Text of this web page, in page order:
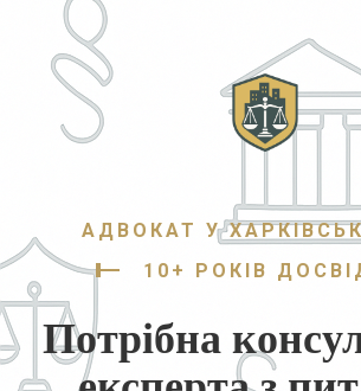
АДВОКАТ У
10+ РОКІВ
Потрібна